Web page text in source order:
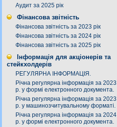
Аудит за 2025 рік
Фінансова звітність
Фінансова звітність за 2023 рік
Фінансова звітність за 2024 рік
Фінансова звітність за 2025 рік
Інформація для акціонерів та
стейкхолдерів
РЕГУЛЯРНА ІНФОРМАЦІЯ.
Річна регулярна інформація за 2023
р. у формі електронного документа.
Річна регулярна інформація за 2023
р. у машинозчитувальному форматі.
Річна регулярна інформація за 2024
р. у формі електронного документа.